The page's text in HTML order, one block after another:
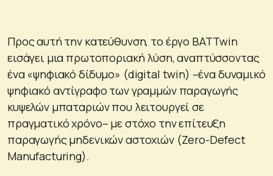
Προς αυτή την κατεύθυνση, το έργο BATTwin
εισάγει μια πρωτοποριακή λύση, αναπτύσσοντας
ένα «ψηφιακό δίδυμο» (digital twin) –ένα δυναμικό
ψηφιακό αντίγραφο των γραμμών παραγωγής
κυψελών μπαταριών που λειτουργεί σε
πραγματικό χρόνο– με στόχο την επίτευξη
παραγωγής μηδενικών αστοχιών (Zero-Defect
Manufacturing).